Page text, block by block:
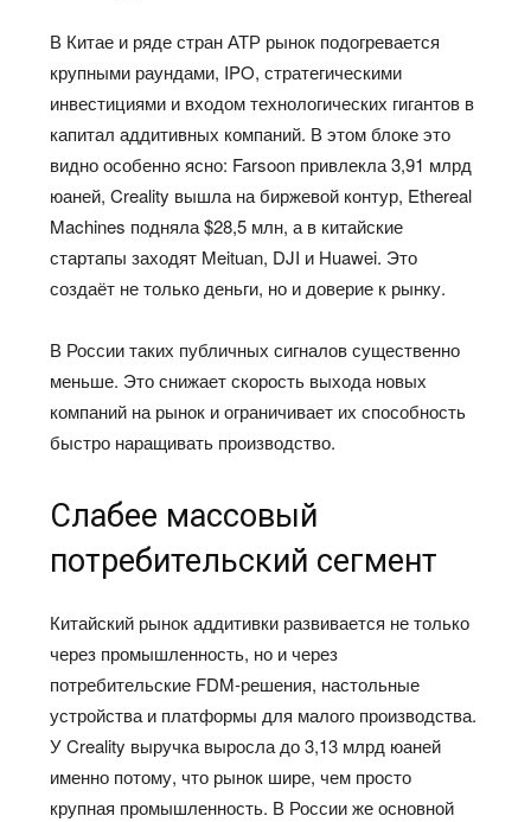
В Китае и ряде стран АТР рынок подогревается
крупными раундами, IPO, стратегическими
инвестициями и входом технологических гигантов в
капитал аддитивных компаний. В этом блоке это
видно особенно ясно: Farsoon привлекла 3,91 млрд
юаней, Creality вышла на биржевой контур, Ethereal
Machines подняла $28,5 млн, а в китайские
стартапы заходят Meituan, DJI и Huawei. Это
создаёт не только деньги, но и доверие к рынку.
В России таких публичных сигналов существенно
меньше. Это снижает скорость выхода новых
компаний на рынок и ограничивает их способность
быстро наращивать производство.
Слабее массовый
потребительский сегмент
Китайский рынок аддитивки развивается не только
через промышленность, но и через
потребительские FDM-решения, настольные
устройства и платформы для малого производства.
У Creality выручка выросла до 3,13 млрд юаней
именно потому, что рынок шире, чем просто
крупная промышленность. В России же основной